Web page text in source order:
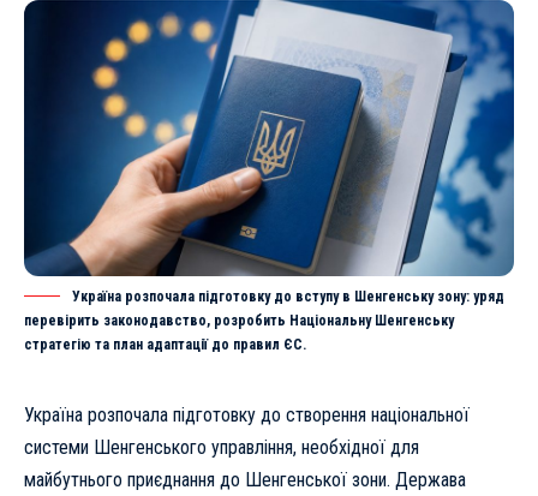
Україна розпочала підготовку до вступу в Шенгенську зону: уряд
перевірить законодавство, розробить Національну Шенгенську
стратегію та план адаптації до правил ЄС.
Україна розпочала підготовку до створення національної
системи Шенгенського управління, необхідної для
майбутнього приєднання до Шенгенської зони. Держава